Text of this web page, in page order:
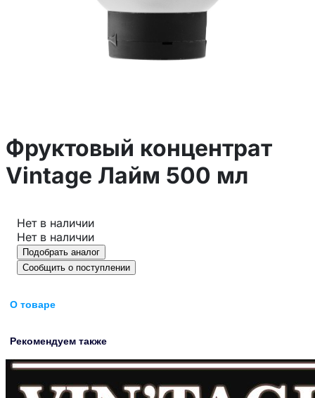
Фруктовый концентрат
Vintage Лайм 500 мл
Нет в наличии
Нет в наличии
Подобрать аналог
Сообщить о поступлении
О товаре
Рекомендуем также